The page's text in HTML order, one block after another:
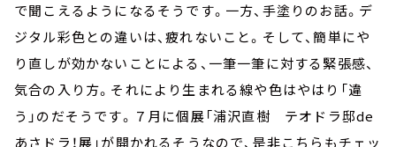
で聞こえるようになるそうです。一方、手塗りのお話。デ
ジタル彩色との違いは、疲れないこと。そして、簡単にや
り直しが効かないことによる、一筆一筆に対する緊張感、
気合の入り方。それにより生まれる線や色はやはり「違
う」のだそうです。７月に個展「浦沢直樹 テオドラ邸de
あさドラ！展」が開かれるそうなので、是非こちらもチェッ